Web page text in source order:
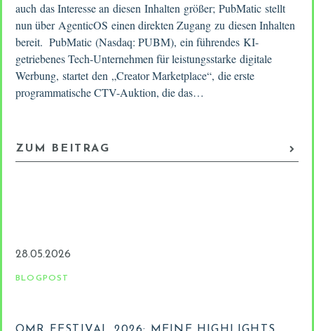
auch das Interesse an diesen Inhalten größer; PubMatic stellt
nun über AgenticOS einen direkten Zugang zu diesen Inhalten
bereit. PubMatic (Nasdaq: PUBM), ein führendes KI-
getriebenes Tech-Unternehmen für leistungsstarke digitale
Werbung, startet den „Creator Marketplace“, die erste
programmatische CTV-Auktion, die das…
ZUM BEITRAG
28.05.2026
BLOGPOST